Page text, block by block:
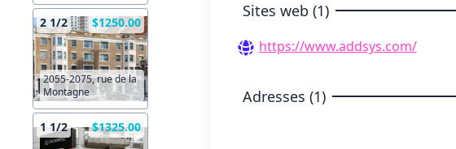
2 1/2 $1250.00
2055-2075, rue de la
Montagne
1 1/2 $1325.00
Sites web (1)
https://www.addsys.com/
Adresses (1)